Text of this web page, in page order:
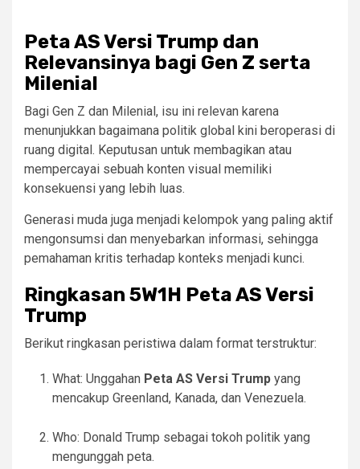
Peta AS Versi Trump dan
Relevansinya bagi Gen Z serta
Milenial
Bagi Gen Z dan Milenial, isu ini relevan karena
menunjukkan bagaimana politik global kini beroperasi di
ruang digital. Keputusan untuk membagikan atau
mempercayai sebuah konten visual memiliki
konsekuensi yang lebih luas.
Generasi muda juga menjadi kelompok yang paling aktif
mengonsumsi dan menyebarkan informasi, sehingga
pemahaman kritis terhadap konteks menjadi kunci.
Ringkasan 5W1H Peta AS Versi
Trump
Berikut ringkasan peristiwa dalam format terstruktur:
What: Unggahan Peta AS Versi Trump yang
mencakup Greenland, Kanada, dan Venezuela.
Who: Donald Trump sebagai tokoh politik yang
mengunggah peta.